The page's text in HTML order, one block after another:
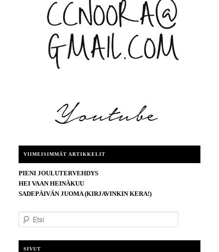
VIIMEISIMMÄT ARTIKKELIT
PIENI JOULUTERVEHDYS
HEI VAAN HEINÄKUU
SADEPÄIVÄN JUOMA (KIRJAVINKIN KERA!)
t
SIVUT